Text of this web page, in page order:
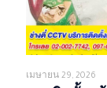
เมษายน 29, 2026